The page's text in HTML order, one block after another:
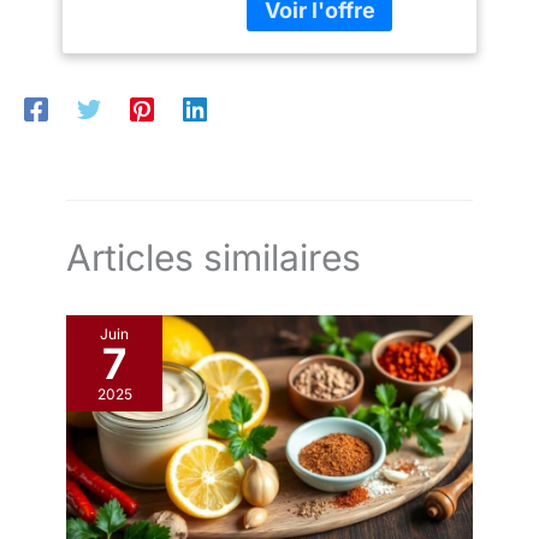
quoi régaler vos
convives FONTE
peinte à la main.
Articles similaires
Juin
7
2025